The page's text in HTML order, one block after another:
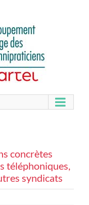
concrètes
téléphoniques,
syndicats